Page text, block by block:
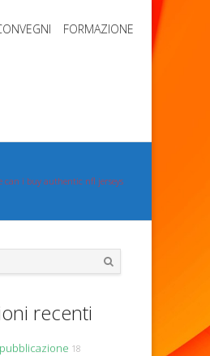
FORMAZIONE
can i buy authentic nfl jerseys
recenti
18